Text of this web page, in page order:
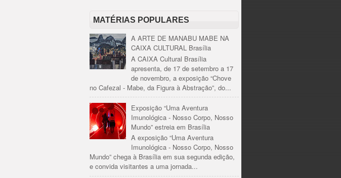
MATÉRIAS POPULARES
A ARTE DE MANABU MABE NA
CAIXA CULTURAL Brasília
A CAIXA Cultural Brasília
apresenta, de 17 de setembro a 17
de novembro, a exposição “Chove
no Cafezal - Mabe, da Figura à Abstração”, do...
Exposição “Uma Aventura
Imunológica - Nosso Corpo, Nosso
Mundo” estreia em Brasília
A exposição “Uma Aventura
Imunológica - Nosso Corpo, Nosso
Mundo” chega à Brasília em sua segunda edição,
e convida visitantes a uma jornada...